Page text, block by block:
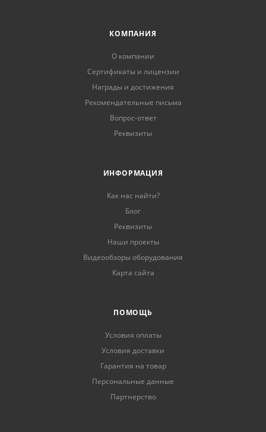
КОМПАНИЯ
О компании
Сертификаты и лицензии
Награды и достижения
Рекомендательные письма
Вопрос-ответ
Реквизиты
ИНФОРМАЦИЯ
Как нас найти?
Блог
Реквизиты
Наши проекты
Видеообзоры оборудования
Карта сайта
ПОМОЩЬ
Условия оплаты
Условия доставки
Гарантия на товар
Персональные данные
Партнерство